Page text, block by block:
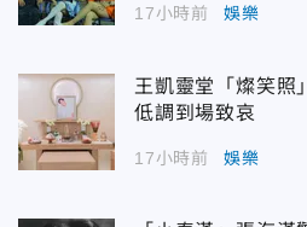
17小時前 娛樂
王凱靈堂「燦笑
低調到場致哀
17小時前 娛樂